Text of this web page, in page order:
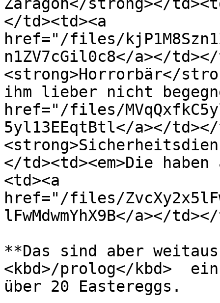
</td><td><a
href="/files/
n1ZV7cGil0c8</a></
<strong>Horrorbär</
ihm lieber nicht
href="/files/
5yl13EEqtBtl</a></
</td><td><em>Die
<td><a
href="/files/
lFwMdwmYhX9B</a></
**Das sind aber
<kbd>/prolog</kbd>